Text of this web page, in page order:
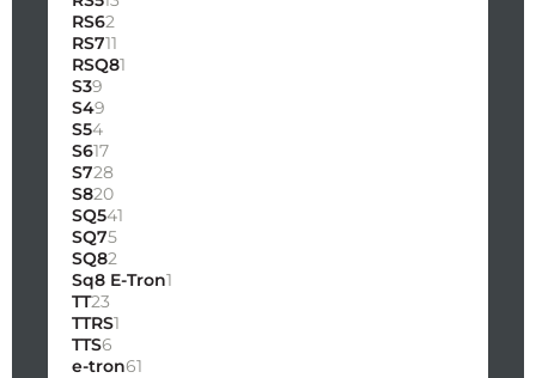
RS62
RS711
RSQ81
S39
S49
S54
S617
S728
S820
SQ541
SQ75
SQ82
Sq8 E-Tron1
TT23
TTRS1
TTS6
e-tron61